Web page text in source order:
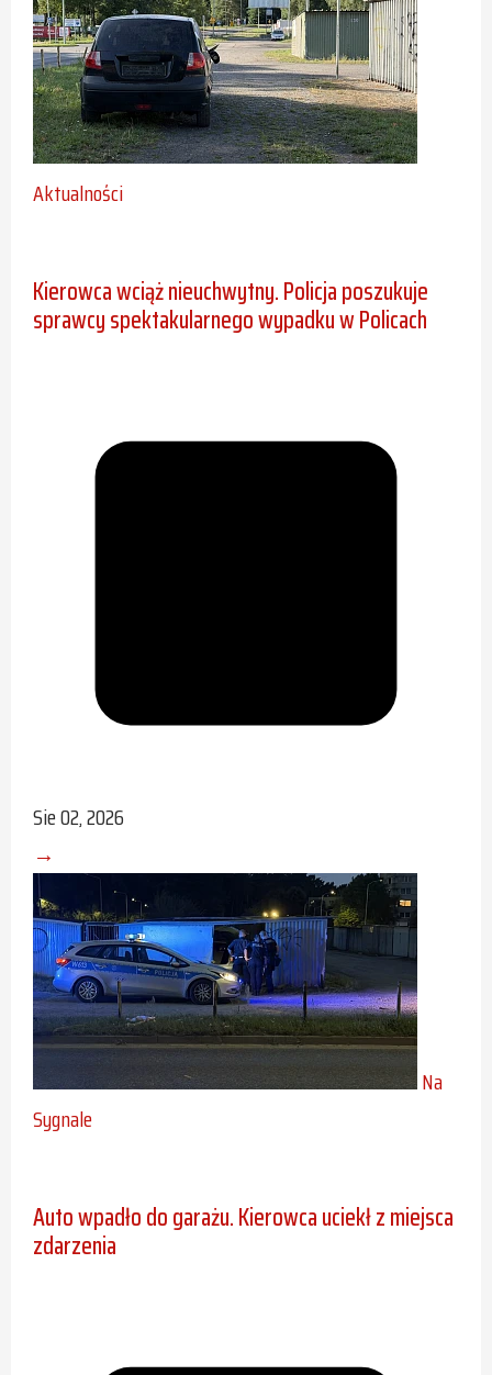
Aktualności
Kierowca wciąż nieuchwytny. Policja poszukuje
sprawcy spektakularnego wypadku w Policach
Sie 02, 2026
→
Na
Sygnale
Auto wpadło do garażu. Kierowca uciekł z miejsca
zdarzenia